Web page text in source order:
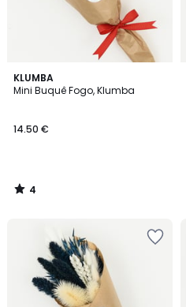
KLUMBA
Mini Buquê Fogo, Klumba
14.50 €
4
/
4
/